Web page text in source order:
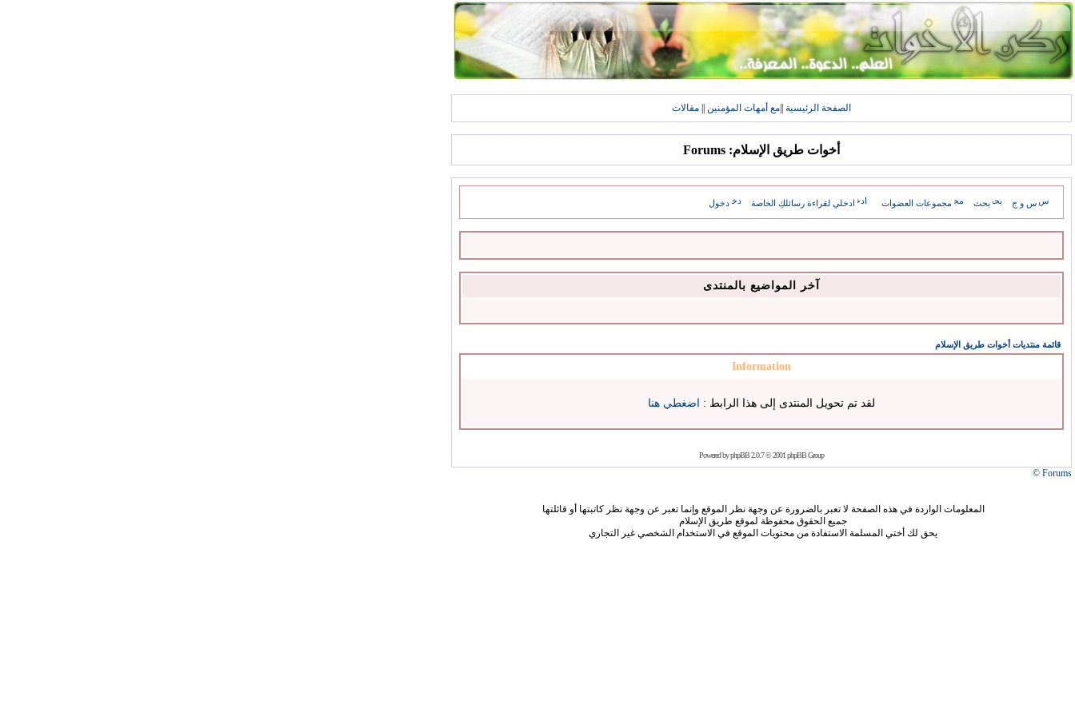
الصفحة الرئيسية مع أمهات المؤمنين مقالات
أخوات طريق الإسلام: Forums
س و ج بحث مجموعات العضوات ادخلي لقراءة رسائلكِ الخاصة دخول
آخر المواضيع بالمنتدى
قائمة منتديات أخوات طريق الإسلام
Information
لقد تم تحويل المنتدى إلى هذا الرابط : اضغطي هنا
Powered byphpBB2.0.7 © 2001 phpBB Group
Forums ©
المعلومات الواردة في هذه الصفحة لا تعبر بالضرورة عن وجهة نظر الموقع وإنما تعبر عن وجهة نظر كاتبتها أو قائلتها
جميع الحقوق محفوظة لموقع طريق الإسلام
يحق لك أختي المسلمة الاستفادة من محتويات الموقع في الاستخدام الشخصي غير التجاري